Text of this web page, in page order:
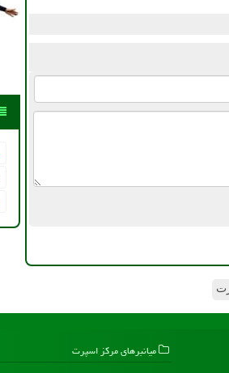
میانبرهای مركز اسپرت